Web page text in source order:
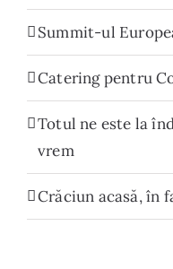
Summit-ul
Catering pentru
Totul ne este la
vrem
Crăciun acasă, în